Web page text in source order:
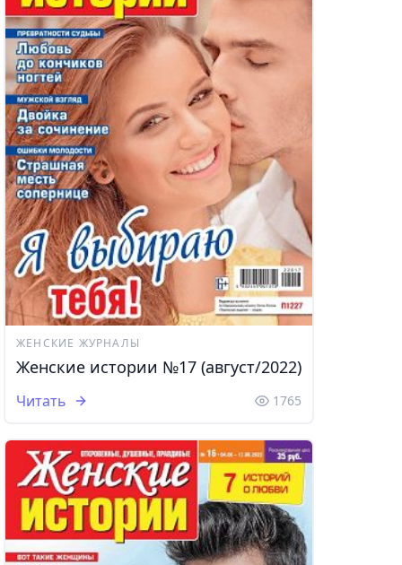
ЖЕНСКИЕ ЖУРНАЛЫ
Женские истории №17 (август/2022)
Читать 1765